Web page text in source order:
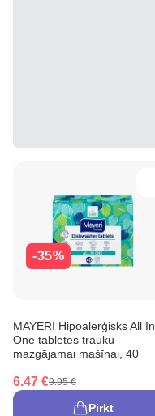
-35%
MAYERI Hipoalerģisks All In
One tabletes trauku
mazgājamai mašīnai, 40
6.47 €9.95 €
Pirkt